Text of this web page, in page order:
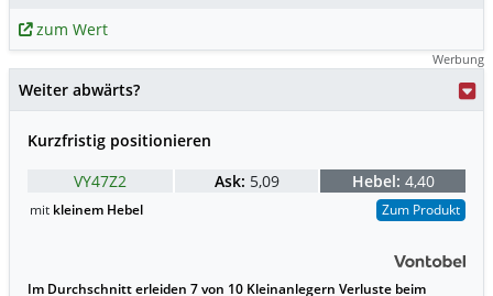
zum Wert
Werbung
Weiter abwärts?
Kurzfristig positionieren
VY47Z2
Ask: 5,09 Hebel: 4,40
mit kleinem Hebel Zum Produkt
Im Durchschnitt erleiden 7 von 10 Kleinanlegern Verluste beim